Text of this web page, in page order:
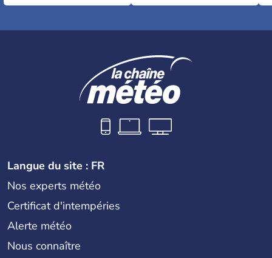
Langue du site : FR
Nos experts météo
Certificat d'intempéries
Alerte météo
Nous connaître